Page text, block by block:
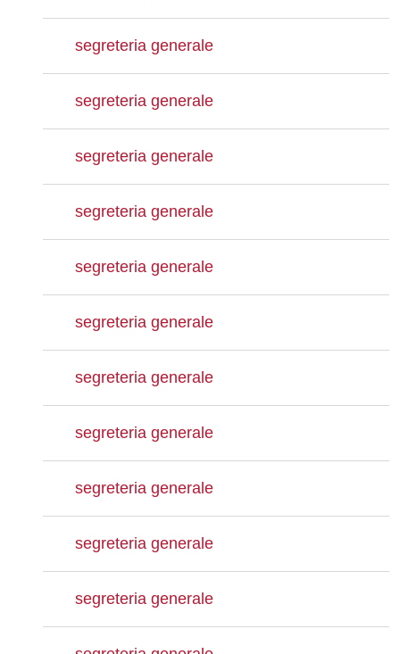
segreteria generale
segreteria generale
segreteria generale
segreteria generale
segreteria generale
segreteria generale
segreteria generale
segreteria generale
segreteria generale
segreteria generale
segreteria generale